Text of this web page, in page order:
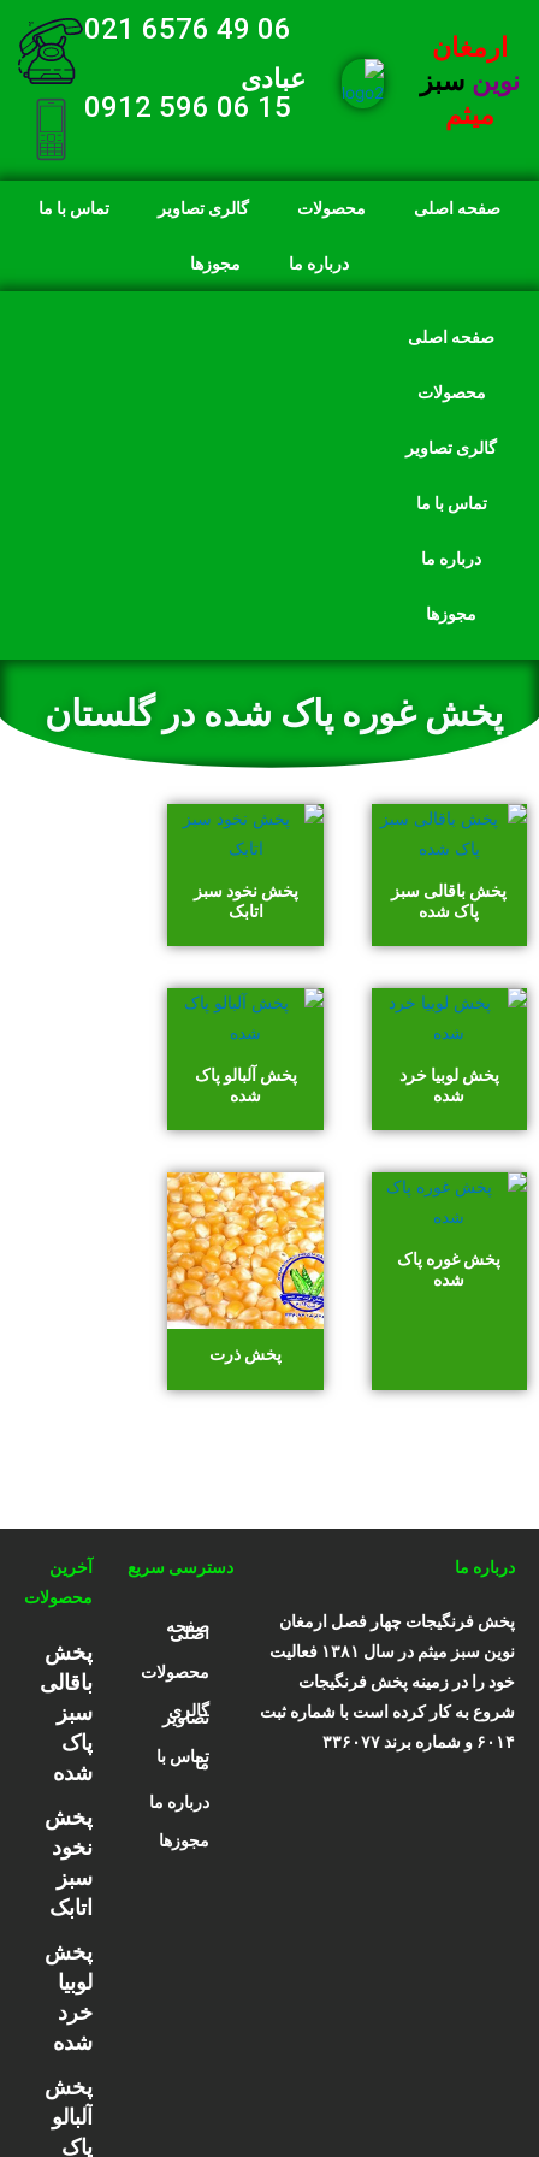
ارمغان
نوین سبز
میثم
06 49 6576 021
عبادی
15 06 596 0912
صفحه اصلی محصولات گالری تصاویر تماس با ما
درباره ما مجوزها
صفحه اصلی
محصولات
گالری تصاویر
تماس با ما
درباره ما
مجوزها
پخش غوره پاک شده در گلستان
پخش باقالی سبز
پاک شده
پخش نخود سبز
اتابک
پخش لوبیا خرد
شده
پخش آلبالو پاک
شده
پخش غوره پاک
شده
پخش ذرت
درباره ما
پخش فرنگیجات چهار فصل ارمغان
نوین سبز میثم در سال ۱۳۸۱ فعالیت
خود را در زمینه پخش فرنگیجات
شروع به کار کرده است با شماره ثبت
۶۰۱۴ و شماره برند ۳۳۶۰۷۷
دسترسی سریع
صفحه
اصلی
محصولات
گالری
تصاویر
تماس با
ما
درباره ما
مجوزها
آخرین
محصولات
پخش
باقالی
سبز
پاک
شده
پخش
نخود
سبز
اتابک
پخش
لوبیا
خرد
شده
پخش
آلبالو
پاک